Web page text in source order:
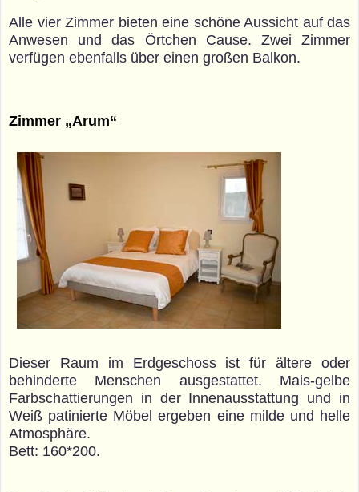
Alle vier Zimmer bieten eine schöne Aussicht auf das
Anwesen und das Örtchen Cause. Zwei Zimmer
verfügen ebenfalls über einen großen Balkon.
Zimmer „Arum“
Dieser Raum im Erdgeschoss ist für ältere oder
behinderte Menschen ausgestattet. Mais-gelbe
Farbschattierungen in der Innenausstattung und in
Weiß patinierte Möbel ergeben eine milde und helle
Atmosphäre.
Bett: 160*200.